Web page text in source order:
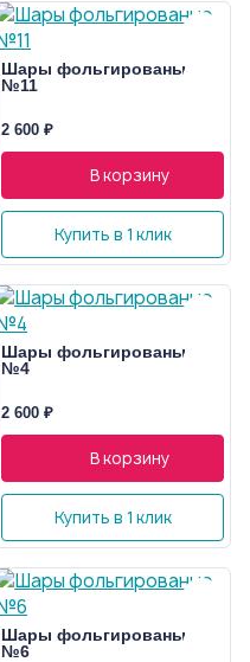
Шары фольгированые
№11
2 600 ₽
В корзину
Купить в 1 клик
Шары фольгированые
№4
2 600 ₽
В корзину
Купить в 1 клик
Шары фольгированые
№6